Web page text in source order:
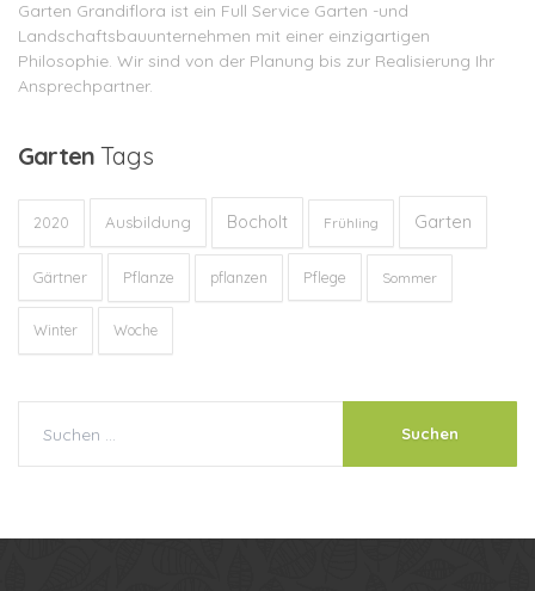
Garten Grandiflora ist ein Full Service Garten -und
Landschaftsbauunternehmen mit einer einzigartigen
Philosophie. Wir sind von der Planung bis zur Realisierung Ihr
Ansprechpartner.
Garten Tags
2020 Ausbildung Bocholt Frühling Garten
Gärtner Pflanze pflanzen Pflege Sommer
Winter Woche